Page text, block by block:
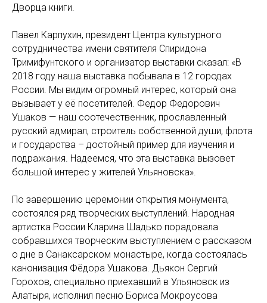
Дворца книги.
Павел Карпухин, президент Центра культурного
сотрудничества имени святителя Спиридона
Тримифунтского и организатор выставки сказал: «В
2018 году наша выставка побывала в 12 городах
России. Мы видим огромный интерес, который она
вызывает у её посетителей. Федор Федорович
Ушаков — наш соотечественник, прославленный
русский адмирал, строитель собственной души, флота
и государства – достойный пример для изучения и
подражания. Надеемся, что эта выставка вызовет
большой интерес у жителей Ульяновска».
По завершению церемонии открытия монумента,
состоялся ряд творческих выступлений. Народная
артистка России Кларина Шадько порадовала
собравшихся творческим выступлением с рассказом
о дне в Санаксарском монастыре, когда состоялась
канонизация Фёдора Ушакова. Дьякон Сергий
Горохов, специально приехавший в Ульяновск из
Алатыря, исполнил песню Бориса Мокроусова